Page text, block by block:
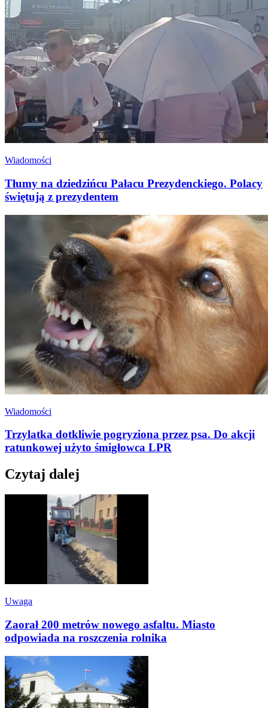
Wiadomości
Tłumy na dziedzińcu Pałacu Prezydenckiego. Polacy
świętują z prezydentem
Wiadomości
Trzylatka dotkliwie pogryziona przez psa. Do akcji
ratunkowej użyto śmigłowca LPR
Czytaj dalej
Uwaga
Zaorał 200 metrów nowego asfaltu. Miasto
odpowiada na roszczenia rolnika